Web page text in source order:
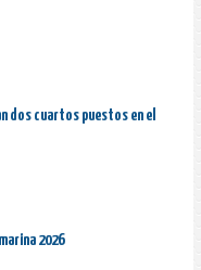
dos cuartos puestos en el
2026